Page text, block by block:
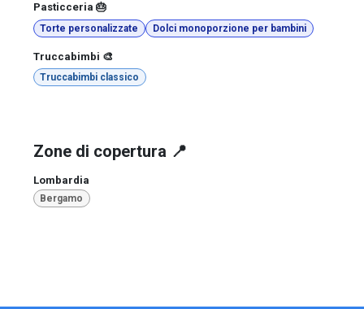
Pasticceria 🎂
Torte personalizzate Dolci monoporzione per bambini
Truccabimbi 🎨
Truccabimbi classico
Zone di copertura 📍
Lombardia
Bergamo